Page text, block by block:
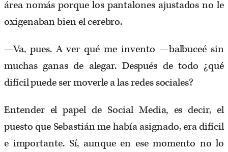
área nomás porque los pantalones ajustados no le
oxigenaban bien el cerebro.
—Va, pues. A ver qué me invento —balbuceé sin
muchas ganas de alegar. Después de todo ¿qué
difícil puede ser moverle a las redes sociales?
Entender el papel de Social Media, es decir, el
puesto que Sebastián me había asignado, era difícil
e importante. Sí, aunque en ese momento no lo